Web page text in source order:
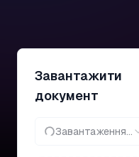
Завантажити
документ
Завантаження...